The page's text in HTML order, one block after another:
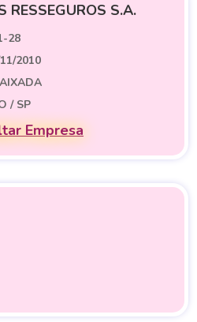
RESSEGUROS S.A.
28
2010
/ SP
Empresa